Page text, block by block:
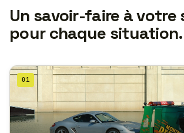
Un savoir-faire à votre
pour chaque situation.
01